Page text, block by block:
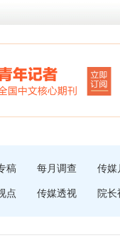
稿 每月调查 传媒
点 传媒透视 院长